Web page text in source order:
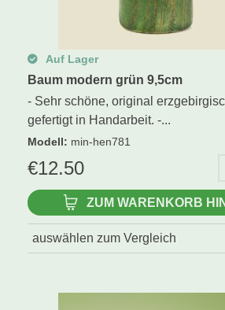
Auf Lager
Baum modern grün 9,5cm
- Sehr schöne, original
gefertigt in Handarbeit. -...
Modell: min-hen781
€12.50
ZUM WARENKORB
auswählen zum Vergleich